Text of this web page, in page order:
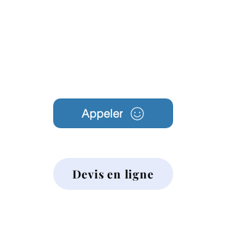
Appeler
Devis en ligne